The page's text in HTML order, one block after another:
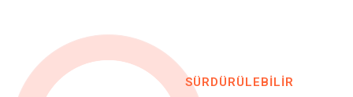
SÜRDÜRÜLEBİLİR